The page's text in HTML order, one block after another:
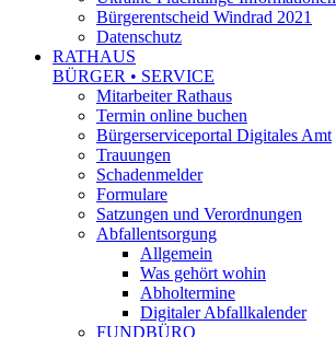
Bürgerentscheid Windrad 2021
Datenschutz
RATHAUS
BÜRGER • SERVICE
Mitarbeiter Rathaus
Termin online buchen
Bürgerserviceportal Digitales Amt
Trauungen
Schadenmelder
Formulare
Satzungen und Verordnungen
Abfallentsorgung
Allgemein
Was gehört wohin
Abholtermine
Digitaler Abfallkalender
FUNDBÜRO